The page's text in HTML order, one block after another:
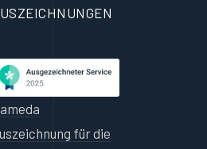
für die